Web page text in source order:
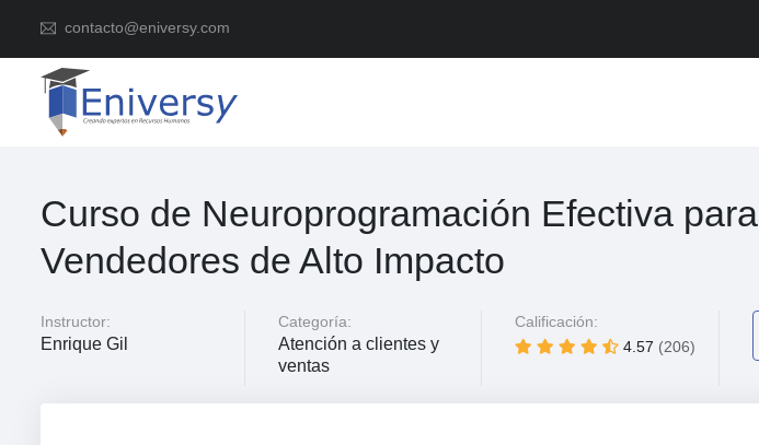
contacto@eniversy.com
Curso de Neuroprogramación Efectiva para
Vendedores de Alto Impacto
Instructor:
Enrique Gil
Categoría:
Atención a clientes y
ventas
Calificación:
4.57 (206)